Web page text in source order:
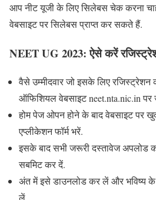
आप नीट यूजी के लिए सिलेबस चेक करना
वेबसाइट पर सिलेबस प्राप्त कर सकते हैं.
NEET UG 2023: ऐसे करें
वैसे उम्मीदवार जो इसके लिए
ऑफिशियल वेबसाइट neet.nta.nic.in पर
होम पेज ओपन होने के बाद वेबसाइट पर
एप्लीकेशन फॉर्म भरें.
इसके बाद सभी जरूरी दस्तावेज अपलोड
सबमिट कर दें.
अंत में इसे डाउनलोड कर लें और भविष्य